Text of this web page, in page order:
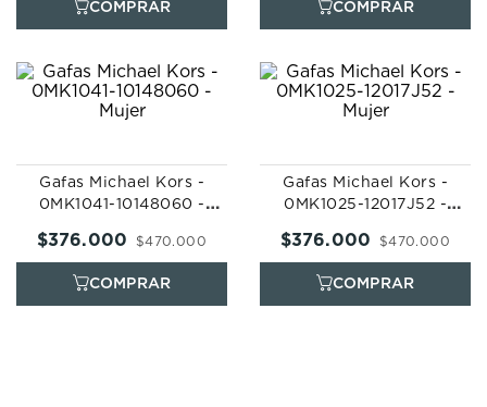
Gafas Michael Kors -
0MK1041-10148060 -
$470.000
$376.000
Gafas Michael Kors -
0MK1025-12017J52 -
$470.000
$376.000